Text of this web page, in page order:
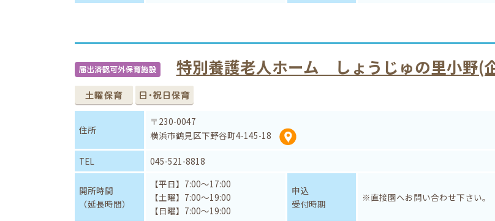
特別養護老人ホーム しょうじゅの里小野(
住所
〒230-0047
横浜市鶴見区下野谷町4-145-18
TEL 045-521-8818
開所時間
（延長時間）
【平日】7:00～17:00
【土曜】7:00～19:00
【日曜】7:00～19:00
申込
受付時期
※直接園へお問い合わせ下さい。